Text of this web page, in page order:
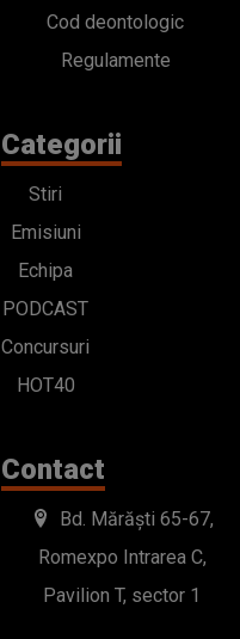
Cod deontologic
Regulamente
Categorii
Stiri
Emisiuni
Echipa
PODCAST
Concursuri
HOT40
Contact
Bd. Mărăști 65-67,
Romexpo Intrarea C,
Pavilion T, sector 1